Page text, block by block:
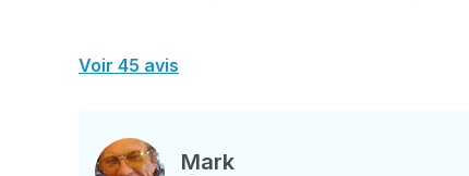
Voir 45 avis
Mark